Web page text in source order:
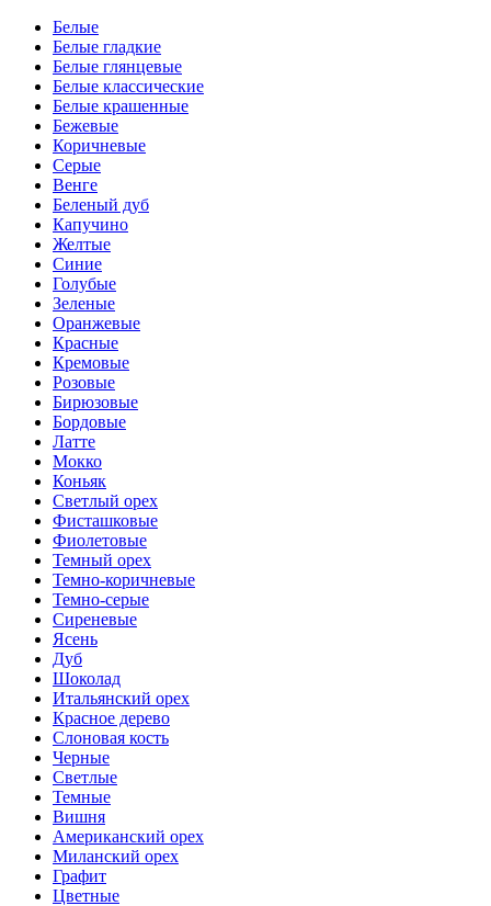
Белые
Белые гладкие
Белые глянцевые
Белые классические
Белые крашенные
Бежевые
Коричневые
Серые
Венге
Беленый дуб
Капучино
Желтые
Синие
Голубые
Зеленые
Оранжевые
Красные
Кремовые
Розовые
Бирюзовые
Бордовые
Латте
Мокко
Коньяк
Светлый орех
Фисташковые
Фиолетовые
Темный орех
Темно-коричневые
Темно-серые
Сиреневые
Ясень
Дуб
Шоколад
Итальянский орех
Красное дерево
Слоновая кость
Черные
Светлые
Темные
Вишня
Американский орех
Миланский орех
Графит
Цветные